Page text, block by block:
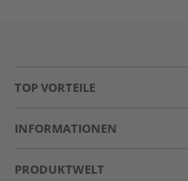
TOP VORTEILE
INFORMATIONEN
PRODUKTWELT